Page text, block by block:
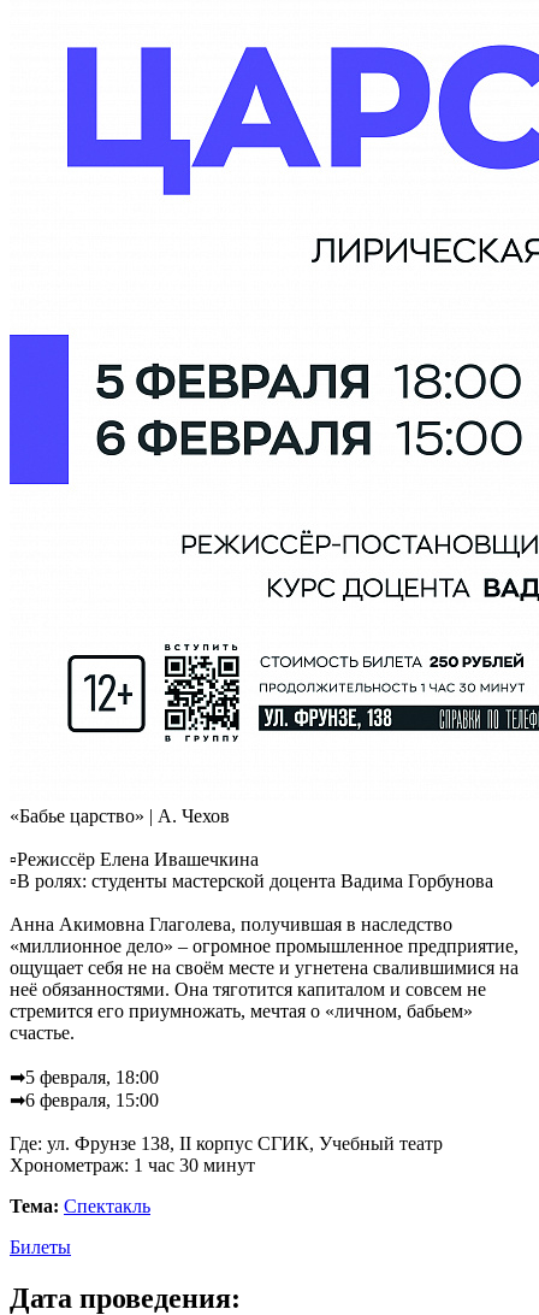
«Бабье царство» | А. Чехов
▫Режиссёр Елена Ивашечкина
▫В ролях: студенты мастерской доцента Вадима Горбунова
Анна Акимовна Глаголева, получившая в наследство
«миллионное дело» – огромное промышленное предприятие,
ощущает себя не на своём месте и угнетена свалившимися на
неё обязанностями. Она тяготится капиталом и совсем не
стремится его приумножать, мечтая о «личном, бабьем»
счастье.
➡5 февраля, 18:00
➡6 февраля, 15:00
Где: ул. Фрунзе 138, II корпус СГИК, Учебный театр
Хронометраж: 1 час 30 минут
Тема: Спектакль
Билеты
Дата проведения: